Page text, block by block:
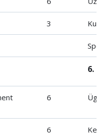
3
6.
6
6